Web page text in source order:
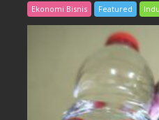
Ekonomi Bisnis Featured